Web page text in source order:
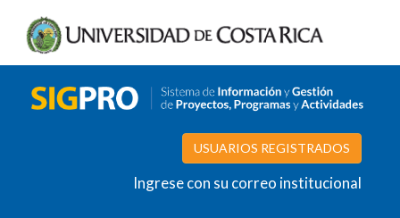
USUARIOS REGISTRADOS
Ingrese con su correo institucional